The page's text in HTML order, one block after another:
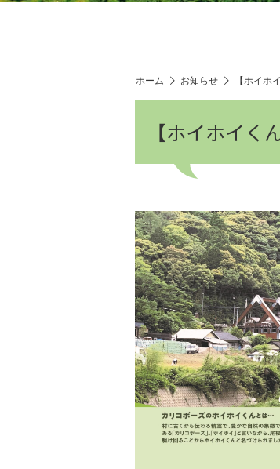
ホーム お知らせ 【ホイ
【ホイホイく